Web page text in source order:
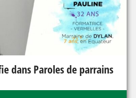
dans Paroles de parrains